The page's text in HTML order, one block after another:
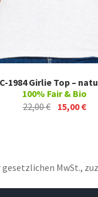
C-1984 Girlie Top –
100% Fair & Bio
22,00€ 15,00€
MwSt.,